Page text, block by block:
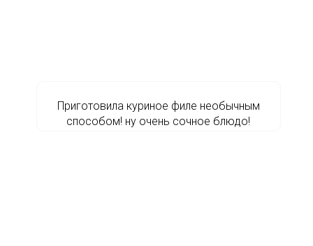
Приготовила куриное филе необычным
способом! ну очень сочное блюдо!